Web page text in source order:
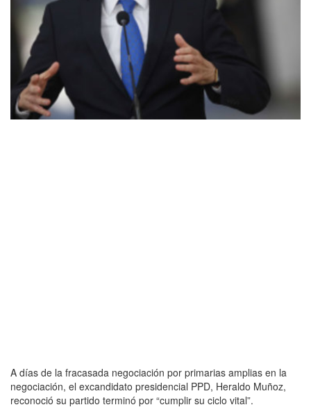
A días de la fracasada negociación por primarias amplias en la
negociación, el excandidato presidencial PPD, Heraldo Muñoz,
reconoció su partido terminó por “cumplir su ciclo vital”.